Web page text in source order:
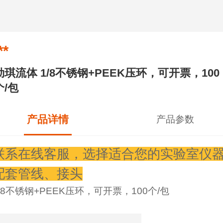
琪流体 1/8不锈钢+PEEK压环，可开票，100
/包
产品详情 产品参数
系在线客服，选择适合您的实验室仪
套管线、接头
不锈钢+PEEK压环，可开票，100个/包